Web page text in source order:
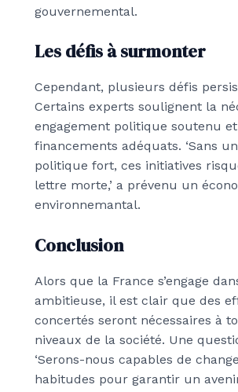
gouvernemental.
Les défis à surmonter
Cependant, plusieurs défis
Certains experts soulignent la
engagement politique soutenu
financements adéquats. ‘Sans
politique fort, ces initiatives
lettre morte,’ a prévenu un
environnemantal.
Conclusion
Alors que la France s’engage
ambitieuse, il est clair que des
concertés seront nécessaires à
niveaux de la société. Une
‘Serons-nous capables de
habitudes pour garantir un